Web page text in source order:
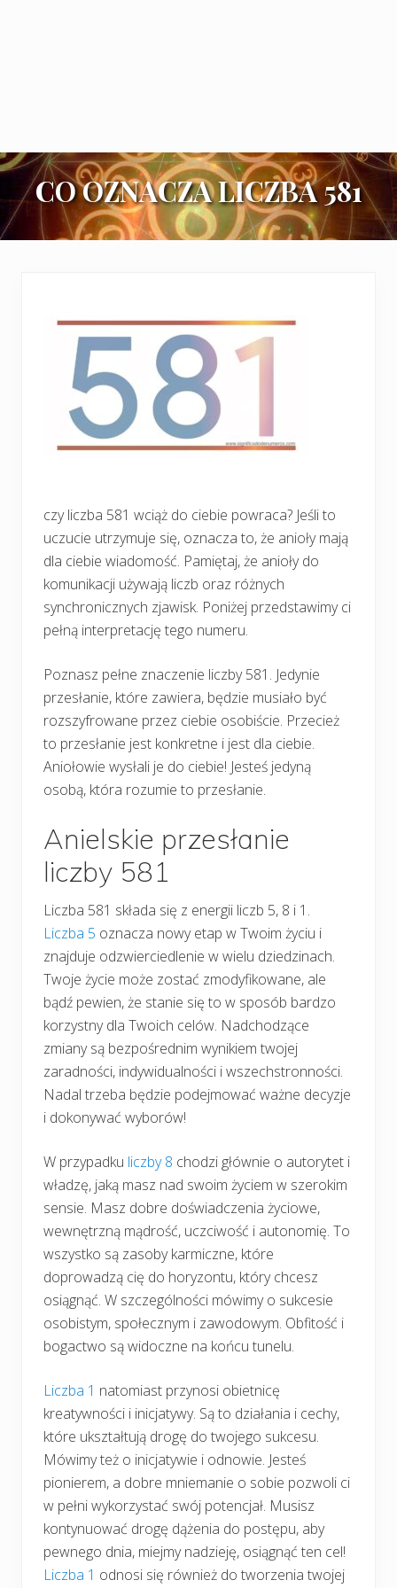
CO OZNACZA LICZBA 581
czy liczba 581 wciąż do ciebie powraca? Jeśli to
uczucie utrzymuje się, oznacza to, że anioły mają
dla ciebie wiadomość. Pamiętaj, że anioły do
komunikacji używają liczb oraz różnych
synchronicznych zjawisk. Poniżej przedstawimy ci
pełną interpretację tego numeru.
Poznasz pełne znaczenie liczby 581. Jedynie
przesłanie, które zawiera, będzie musiało być
rozszyfrowane przez ciebie osobiście. Przecież
to przesłanie jest konkretne i jest dla ciebie.
Aniołowie wysłali je do ciebie! Jesteś jedyną
osobą, która rozumie to przesłanie.
Anielskie przesłanie
liczby 581
Liczba 581 składa się z energii liczb 5, 8 i 1.
Liczba 5 oznacza nowy etap w Twoim życiu i
znajduje odzwierciedlenie w wielu dziedzinach.
Twoje życie może zostać zmodyfikowane, ale
bądź pewien, że stanie się to w sposób bardzo
korzystny dla Twoich celów. Nadchodzące
zmiany są bezpośrednim wynikiem twojej
zaradności, indywidualności i wszechstronności.
Nadal trzeba będzie podejmować ważne decyzje
i dokonywać wyborów!
W przypadku liczby 8 chodzi głównie o autorytet i
władzę, jaką masz nad swoim życiem w szerokim
sensie. Masz dobre doświadczenia życiowe,
wewnętrzną mądrość, uczciwość i autonomię. To
wszystko są zasoby karmiczne, które
doprowadzą cię do horyzontu, który chcesz
osiągnąć. W szczególności mówimy o sukcesie
osobistym, społecznym i zawodowym. Obfitość i
bogactwo są widoczne na końcu tunelu.
Liczba 1 natomiast przynosi obietnicę
kreatywności i inicjatywy. Są to działania i cechy,
które ukształtują drogę do twojego sukcesu.
Mówimy też o inicjatywie i odnowie. Jesteś
pionierem, a dobre mniemanie o sobie pozwoli ci
w pełni wykorzystać swój potencjał. Musisz
kontynuować drogę dążenia do postępu, aby
pewnego dnia, miejmy nadzieję, osiągnąć ten cel!
Liczba 1 odnosi się również do tworzenia twojej